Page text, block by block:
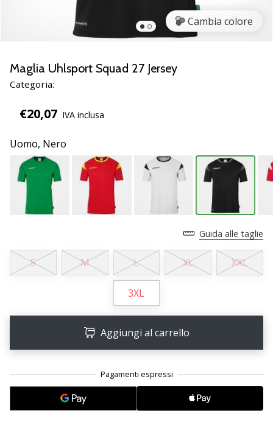
ambassador
Weplayvolleyball
un
fanatico
della
come
Unisciti
noi
come
marchio
Ambassador.
11. 8. 2022
Tempo di lettura: 2 min.
tuo
sito
personale,
blog,
Cambia colore
Maglia Uhlsport Squad 27 Jersey
Categoria:
€20,07 IVA inclusa
Uomo, Nero
Guida alle taglie
S M L XL XXL
3XL
Aggiungi al carrello